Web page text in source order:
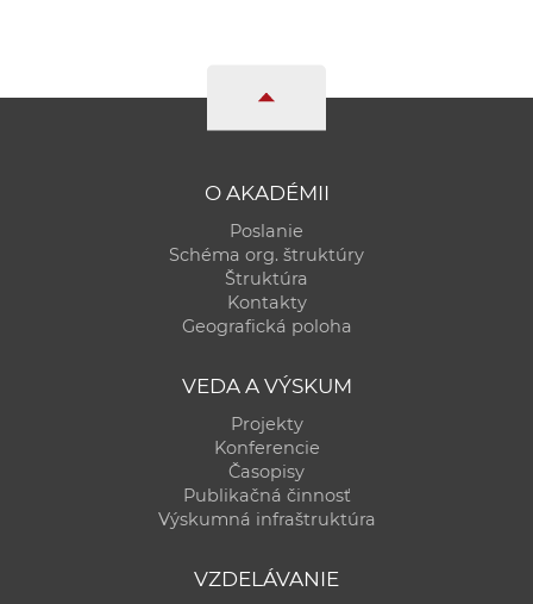
O AKADÉMII
Poslanie
Schéma org. štruktúry
Štruktúra
Kontakty
Geografická poloha
VEDA A VÝSKUM
Projekty
Konferencie
Časopisy
Publikačná činnosť
Výskumná infraštruktúra
VZDELÁVANIE